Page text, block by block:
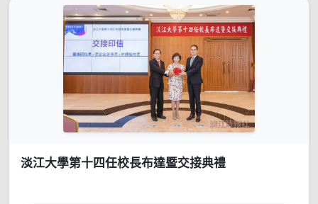
淡江大學第十四任校長布達暨交接典禮